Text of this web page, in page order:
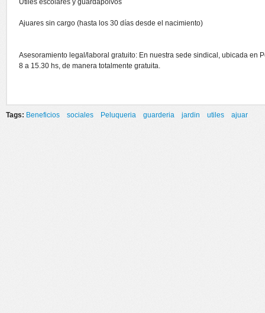
Útiles escolares y guardapolvos
Ajuares sin cargo (hasta los 30 días desde el nacimiento)
Asesoramiento legal/laboral gratuito: En nuestra sede sindical, ubicada en
8 a 15.30 hs, de manera totalmente gratuita.
Tags: Beneficios sociales Peluqueria guarderia jardin utiles ajuar